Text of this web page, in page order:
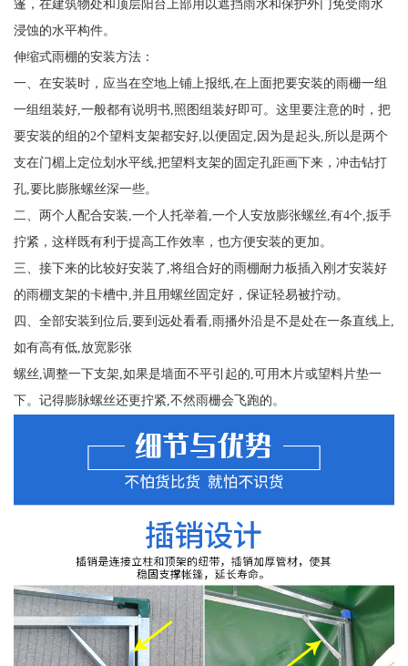
篷，在建筑物处和顶层阳台上部用以遮挡雨水和保护外门免受雨水
浸蚀的水平构件。
伸缩式雨棚的安装方法：
一、在安装时，应当在空地上铺上报纸,在上面把要安装的雨栅一组
一组组装好,一般都有说明书,照图组装好即可。这里要注意的时，把
要安装的组的2个望料支架都安好,以便固定,因为是起头,所以是两个
支在门楣上定位划水平线,把望料支架的固定孔距画下来，冲击钻打
孔,要比膨胀螺丝深一些。
二、两个人配合安装,一个人托举着,一个人安放膨张螺丝,有4个,扳手
拧紧，这样既有利于提高工作效率，也方便安装的更加。
三、接下来的比较好安装了,将组合好的雨棚耐力板插入刚才安装好
的雨棚支架的卡槽中,并且用螺丝固定好，保证轻易被拧动。
四、全部安装到位后,要到远处看看,雨播外沿是不是处在一条直线上,
如有高有低,放宽影张
螺丝,调整一下支架,如果是墙面不平引起的,可用木片或望料片垫一
下。记得膨脉螺丝还更拧紧,不然雨栅会飞跑的。